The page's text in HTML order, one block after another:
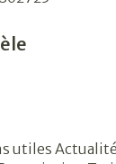
utiles